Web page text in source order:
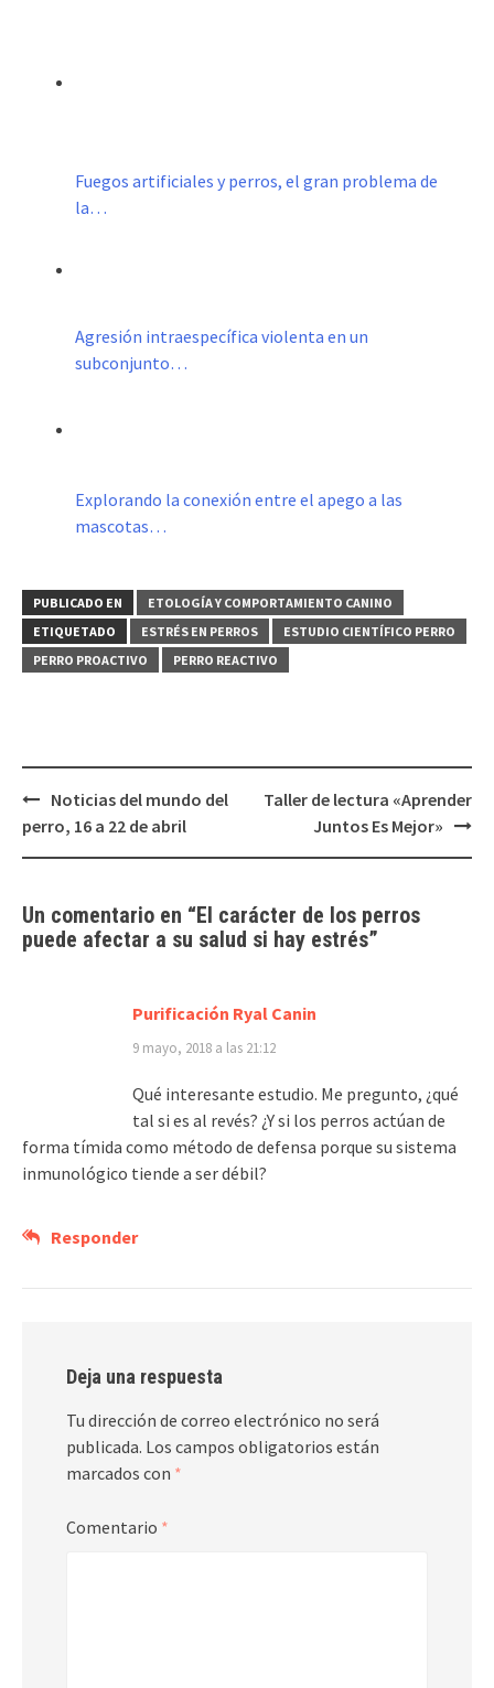
Fuegos artificiales y perros, el gran problema de
la…
Agresión intraespecífica violenta en un
subconjunto…
Explorando la conexión entre el apego a las
mascotas…
PUBLICADO EN
ETOLOGÍA Y COMPORTAMIENTO CANINO
ETIQUETADO
ESTRÉS EN PERROS
ESTUDIO CIENTÍFICO PERRO
PERRO PROACTIVO
PERRO REACTIVO
Navegación
de
entradas
Noticias del mundo del
perro, 16 a 22 de abril
Taller de lectura «Aprender
Juntos Es Mejor»
Un comentario en “El carácter de los perros
puede afectar a su salud si hay estrés”
Purificación Ryal Canin
9 mayo, 2018 a las 21:12
Qué interesante estudio. Me pregunto, ¿qué
tal si es al revés? ¿Y si los perros actúan de
forma tímida como método de defensa porque su sistema
inmunológico tiende a ser débil?
Responder
Deja una respuesta
Tu dirección de correo electrónico no será
publicada. Los campos obligatorios están
marcados con *
Comentario *